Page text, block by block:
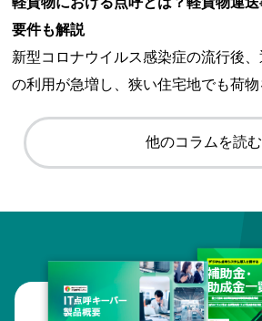
要件も解説
新型コロナウイルス感染症の流行後
の利用が急増し、狭い住宅地でも荷
事業を始めるにはさまざまな規定が
けてよいかわからない」と悩んでい
す。軽貨物車を使った事業を始めた
に事業を営んでいる方もぜひ最後ま
の多様なニーズに対応できる事業展開
他のコラムを読む